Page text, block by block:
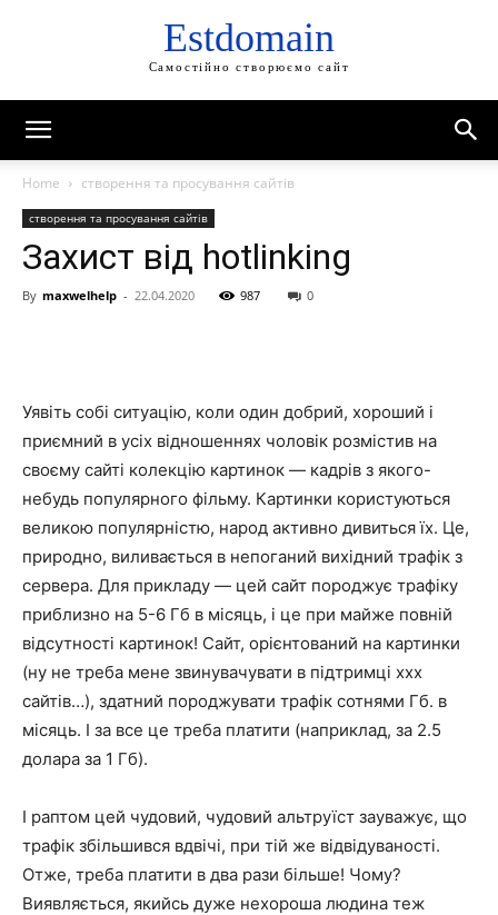
Estdomain
Самостійно створюємо сайт
Home створення та просування сайтів
створення та просування сайтів
Захист від hotlinking
By maxwelhelp - 22.04.2020 987 0
Уявіть собі ситуацію, коли один добрий, хороший і
приємний в усіх відношеннях чоловік розмістив на
своєму сайті колекцію картинок — кадрів з якого-
небудь популярного фільму. Картинки користуються
великою популярністю, народ активно дивиться їх. Це,
природно, виливається в непоганий вихідний трафік з
сервера. Для прикладу — цей сайт породжує трафіку
приблизно на 5-6 Гб в місяць, і це при майже повній
відсутності картинок! Сайт, орієнтований на картинки
(ну не треба мене звинувачувати в підтримці xxx
сайтів…), здатний породжувати трафік сотнями Гб. в
місяць. І за все це треба платити (наприклад, за 2.5
долара за 1 Гб).
І раптом цей чудовий, чудовий альтруїст зауважує, що
трафік збільшився вдвічі, при тій же відвідуваності.
Отже, треба платити в два рази більше! Чому?
Виявляється, якийсь дуже нехороша людина теж